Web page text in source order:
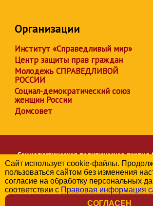
Организации
Институт «Справедливый мир»
Центр защиты прав граждан
Молодежь СПРАВЕДЛИВОЙ
РОССИИ
Социал-демократический союз
женщин России
Домсовет
Социалистическая политическая партия
РОССИЯ
Региональное отделение партии в
© 2006-2026
Политика в отношении обработки
Сайт использует cookie-файлы.
пользоваться сайтом без изменения
согласие на обработку персональных
соответствии с Правовая информация
СОГЛАСЕН